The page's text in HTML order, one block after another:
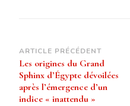
Navigation
d’article
ARTICLE PRÉCÉDENT
Les origines du Grand
Sphinx d’Égypte dévoilées
après l’émergence d’un
indice « inattendu »